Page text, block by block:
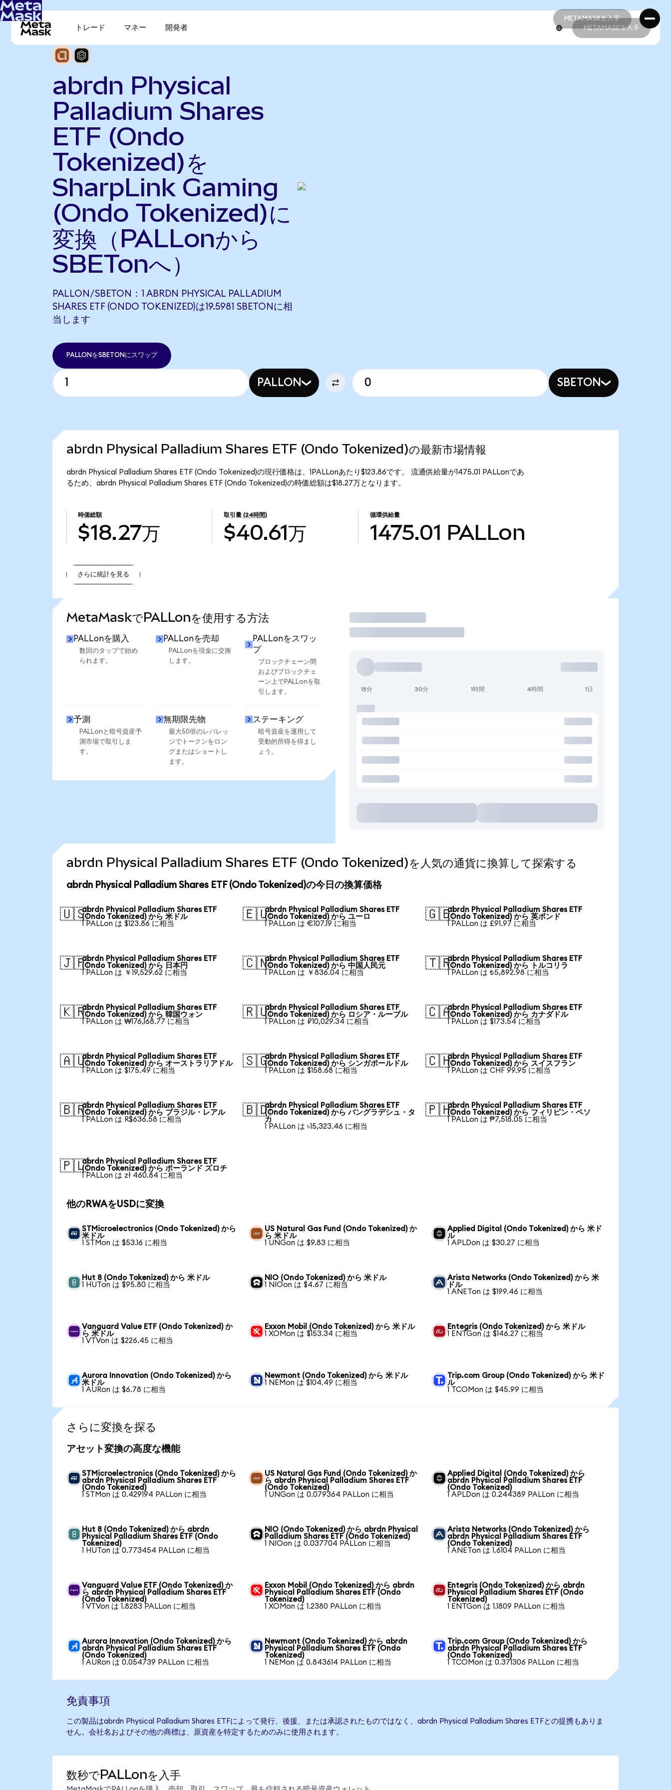
METAMASKを入手
METAMASKを入手
トレード マネー 開発者 METAMASKを入手
abrdn Physical
Palladium Shares
ETF (Ondo
Tokenized)を
SharpLink Gaming
(Ondo Tokenized)に
変換（PALLonから
SBETonへ）
PALLON/SBETON：1 ABRDN PHYSICAL PALLADIUM
SHARES ETF (ONDO TOKENIZED)は19.5981 SBETONに相
当します
PALLONをSBETONにスワップ
PALLON SBETON
abrdn Physical Palladium Shares ETF (Ondo Tokenized)の最新市場情報
abrdn Physical Palladium Shares ETF (Ondo Tokenized)の現行価格は、1PALLonあたり$123.86です。 流通供給量が1475.01 PALLonであ
るため、abrdn Physical Palladium Shares ETF (Ondo Tokenized)の時価総額は$18.27万となります。
時価総額
$18.27万
取引量 (24時間)
$40.61万
循環供給量
1475.01 PALLon
さらに統計を見る
MetaMaskでPALLonを使用する方法
PALLonを購入
数回のタップで始め
られます。
PALLonを売却
PALLonを現金に交換
します。
PALLonをスワッ
プ
ブロックチェーン間
およびブロックチェ
ーン上でPALLonを取
引します。
予測
PALLonと暗号資産予
測市場で取引しま
す。
無期限先物
最大50倍のレバレッ
ジでトークンをロン
グまたはショートし
ます。
ステーキング
暗号資産を運用して
受動的所得を得まし
ょう。
取引
15分 30分 1時間 4時間 1日
abrdn Physical Palladium Shares ETF (Ondo Tokenized)を人気の通貨に換算して探索する
abrdn Physical Palladium Shares ETF (Ondo Tokenized)の今日の換算価格
🇺🇸abrdn Physical Palladium Shares ETF
(Ondo Tokenized) から 米ドル
1 PALLon は $123.86 に相当
🇪🇺abrdn Physical Palladium Shares ETF
(Ondo Tokenized) から ユーロ
1 PALLon は €107.19 に相当
🇬🇧abrdn Physical Palladium Shares ETF
(Ondo Tokenized) から 英ポンド
1 PALLon は £91.97 に相当
🇯🇵abrdn Physical Palladium Shares ETF
(Ondo Tokenized) から 日本円
1 PALLon は ￥19,529.62 に相当
🇨🇳abrdn Physical Palladium Shares ETF
(Ondo Tokenized) から 中国人民元
1 PALLon は ￥836.04 に相当
🇹🇷abrdn Physical Palladium Shares ETF
(Ondo Tokenized) から トルコリラ
1 PALLon は ₺5,892.98 に相当
🇰🇷abrdn Physical Palladium Shares ETF
(Ondo Tokenized) から 韓国ウォン
1 PALLon は ₩176,168.77 に相当
🇷🇺abrdn Physical Palladium Shares ETF
(Ondo Tokenized) から ロシア・ルーブル
1 PALLon は ₽10,029.34 に相当
🇨🇦abrdn Physical Palladium Shares ETF
(Ondo Tokenized) から カナダドル
1 PALLon は $173.54 に相当
🇦🇺abrdn Physical Palladium Shares ETF
(Ondo Tokenized) から オーストラリアドル
1 PALLon は $175.49 に相当
🇸🇬abrdn Physical Palladium Shares ETF
(Ondo Tokenized) から シンガポールドル
1 PALLon は $158.68 に相当
🇨🇭abrdn Physical Palladium Shares ETF
(Ondo Tokenized) から スイスフラン
1 PALLon は CHF 99.95 に相当
🇧🇷abrdn Physical Palladium Shares ETF
(Ondo Tokenized) から ブラジル・レアル
1 PALLon は R$636.58 に相当
🇧🇩abrdn Physical Palladium Shares ETF
(Ondo Tokenized) から バングラデシュ・タ
カ
1 PALLon は ৳15,323.46 に相当
🇵🇭abrdn Physical Palladium Shares ETF
(Ondo Tokenized) から フィリピン・ペソ
1 PALLon は ₱7,518.05 に相当
🇵🇱abrdn Physical Palladium Shares ETF
(Ondo Tokenized) から ポーランド ズロチ
1 PALLon は zł 460.84 に相当
他のRWAをUSDに変換
STMicroelectronics (Ondo Tokenized) から
米ドル
1 STMon は $53.16 に相当
US Natural Gas Fund (Ondo Tokenized) か
ら 米ドル
1 UNGon は $9.83 に相当
Applied Digital (Ondo Tokenized) から 米ド
ル
1 APLDon は $30.27 に相当
Hut 8 (Ondo Tokenized) から 米ドル
1 HUTon は $95.80 に相当
NIO (Ondo Tokenized) から 米ドル
1 NIOon は $4.67 に相当
Arista Networks (Ondo Tokenized) から 米
ドル
1 ANETon は $199.46 に相当
Vanguard Value ETF (Ondo Tokenized) か
ら 米ドル
1 VTVon は $226.45 に相当
Exxon Mobil (Ondo Tokenized) から 米ドル
1 XOMon は $153.34 に相当
Entegris (Ondo Tokenized) から 米ドル
1 ENTGon は $146.27 に相当
Aurora Innovation (Ondo Tokenized) から
米ドル
1 AURon は $6.78 に相当
Newmont (Ondo Tokenized) から 米ドル
1 NEMon は $104.49 に相当
Trip.com Group (Ondo Tokenized) から 米ド
ル
1 TCOMon は $45.99 に相当
さらに変換を探る
アセット変換の高度な機能
STMicroelectronics (Ondo Tokenized) から
abrdn Physical Palladium Shares ETF
(Ondo Tokenized)
1 STMon は 0.429194 PALLon に相当
US Natural Gas Fund (Ondo Tokenized) か
ら abrdn Physical Palladium Shares ETF
(Ondo Tokenized)
1 UNGon は 0.079364 PALLon に相当
Applied Digital (Ondo Tokenized) から
abrdn Physical Palladium Shares ETF
(Ondo Tokenized)
1 APLDon は 0.244389 PALLon に相当
Hut 8 (Ondo Tokenized) から abrdn
Physical Palladium Shares ETF (Ondo
Tokenized)
1 HUTon は 0.773454 PALLon に相当
NIO (Ondo Tokenized) から abrdn Physical
Palladium Shares ETF (Ondo Tokenized)
1 NIOon は 0.037704 PALLon に相当
Arista Networks (Ondo Tokenized) から
abrdn Physical Palladium Shares ETF
(Ondo Tokenized)
1 ANETon は 1.6104 PALLon に相当
Vanguard Value ETF (Ondo Tokenized) か
ら abrdn Physical Palladium Shares ETF
(Ondo Tokenized)
1 VTVon は 1.8283 PALLon に相当
Exxon Mobil (Ondo Tokenized) から abrdn
Physical Palladium Shares ETF (Ondo
Tokenized)
1 XOMon は 1.2380 PALLon に相当
Entegris (Ondo Tokenized) から abrdn
Physical Palladium Shares ETF (Ondo
Tokenized)
1 ENTGon は 1.1809 PALLon に相当
Aurora Innovation (Ondo Tokenized) から
abrdn Physical Palladium Shares ETF
(Ondo Tokenized)
1 AURon は 0.054739 PALLon に相当
Newmont (Ondo Tokenized) から abrdn
Physical Palladium Shares ETF (Ondo
Tokenized)
1 NEMon は 0.843614 PALLon に相当
Trip.com Group (Ondo Tokenized) から
abrdn Physical Palladium Shares ETF
(Ondo Tokenized)
1 TCOMon は 0.371306 PALLon に相当
免責事項
この製品はabrdn Physical Palladium Shares ETFによって発行、後援、または承認されたものではなく、abrdn Physical Palladium Shares ETFとの提携もありま
せん。会社名およびその他の商標は、原資産を特定するためのみに使用されます。
数秒でPALLonを入手